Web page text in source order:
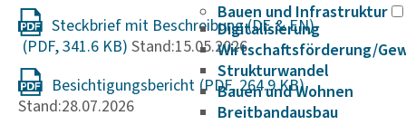
Bauen und Infrastruktur
Digitalisierung
Wirtschaftsförderung/
Strukturwandel
Bauen und Wohnen
Breitbandausbau
Steckbrief mit Beschreibung (DE & EN)
Stand:15.05.2026
Besichtigungsbericht
Stand:28.07.2026